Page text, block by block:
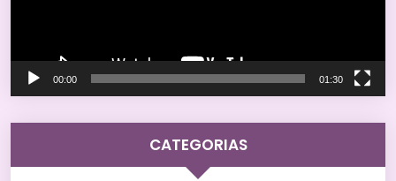
00:00 01:30
CATEGORIAS